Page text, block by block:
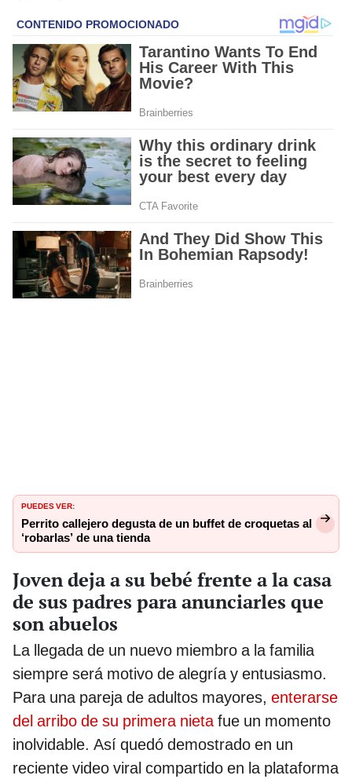
PUEDES VER:
Perrito callejero degusta de un buffet de croquetas al
‘robarlas’ de una tienda
Joven deja a su bebé frente a la casa
de sus padres para anunciarles que
son abuelos
La llegada de un nuevo miembro a la familia
siempre será motivo de alegría y entusiasmo.
Para una pareja de adultos mayores, enterarse
del arribo de su primera nietafue un momento
inolvidable. Así quedó demostrado en un
reciente video viral compartido en la plataforma